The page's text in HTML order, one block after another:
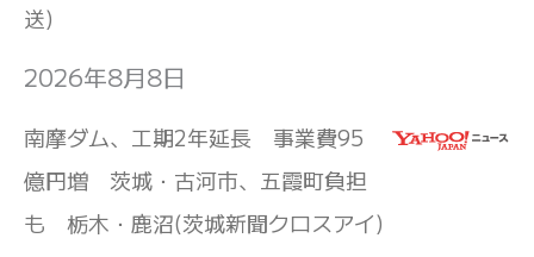
送)
2026年8月8日
南摩ダム、工期2年延長 事業費95
億円増 茨城・古河市、五霞町負担
も 栃木・鹿沼(茨城新聞クロスアイ)